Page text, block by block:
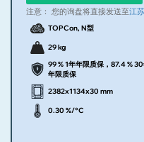
注意： 您的询盘将直接发送至江
TOPCon, N型
29 kg
99 % 1年年限质保，87.4 %
年限质保
2382x1134x30 mm
0.30 %/°C